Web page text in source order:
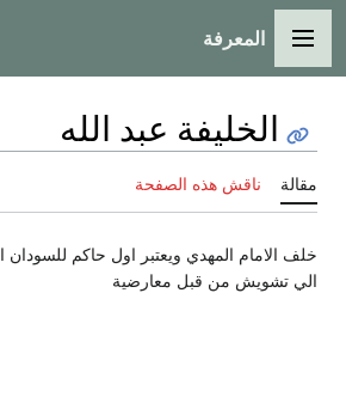
القائمة الرئيسية
المعرفة
الخليفة عبد الله
مقالة ناقش هذه الصفحة
خلف الامام المهدي ويعتبر اول حاكم
الي تشويش من قبل معارضية